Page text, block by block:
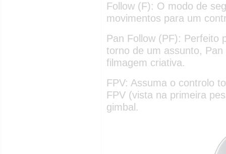
Follow (F): O modo de
movimentos para um
Pan Follow (PF): Perfeito
torno de um assunto,
filmagem criativa.
FPV: Assuma o controlo
FPV (vista na primeira
gimbal.